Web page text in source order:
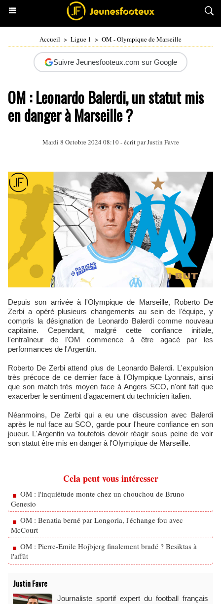
Accueil > Ligue 1 > OM - Olympique de Marseille
Suivre Jeunesfooteux.com sur Google
OM : Leonardo Balerdi, un statut mis
en danger à Marseille ?
Mardi 8 Octobre 2024 08:10 - écrit parJustin Favre
Depuis son arrivée à l'Olympique de Marseille, Roberto De
Zerbi a opéré plusieurs changements au sein de l'équipe, y
compris la désignation de Leonardo Balerdi comme nouveau
capitaine. Cependant, malgré cette confiance initiale,
l'entraîneur de l'OM commence à être agacé par les
performances de l'Argentin.
Roberto De Zerbi attend plus de Leonardo Balerdi. L'expulsion
très précoce de ce dernier face à l'Olympique Lyonnais, ainsi
que son match très moyen face à Angers SCO, n'ont fait que
exacerber le sentiment d'agacement du technicien italien.
Néanmoins, De Zerbi qui a eu une discussion avec Balerdi
après le nul face au SCO, garde pour l'heure confiance en son
joueur. L'Argentin va toutefois devoir réagir sous peine de voir
son statut être mis en danger à l'Olympique de Marseille.
Cela peut vous intéresser
OM : l'inquiétude monte chez un chouchou de Bruno
Genesio
OM : Benatia berné par Longoria, l'échange fou avec
McCourt
OM : Pierre-Emile Hojbjerg finalement bradé ? Besiktas à
l'affût
Justin Favre
Journaliste sportif expert du football français